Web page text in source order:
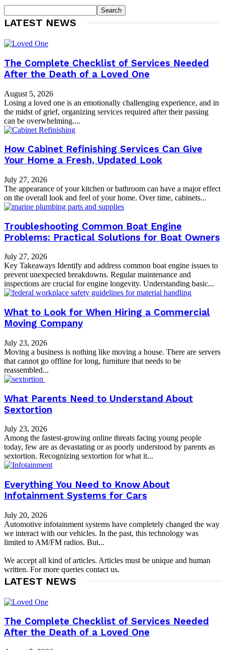
LATEST NEWS
The Complete Checklist of Services Needed
After the Death of a Loved One
August 5, 2026
Losing a loved one is an emotionally challenging experience, and in
the midst of grief, organizing services required after their passing
can be overwhelming....
How Cabinet Refinishing Services Can Give
Your Home a Fresh, Updated Look
July 27, 2026
The appearance of your kitchen or bathroom can have a major effect
on the overall look and feel of your home. Over time, cabinets...
Troubleshooting Common Boat Engine
Problems: Practical Solutions for Boat Owners
July 27, 2026
Key Takeaways Identify and address common boat engine issues to
prevent unexpected breakdowns. Regular maintenance and
inspections are crucial for engine longevity. Understanding basic...
What to Look for When Hiring a Commercial
Moving Company
July 23, 2026
Moving a business is nothing like moving a house. There are servers
that cannot go offline for long, furniture that needs to be
reassembled...
What Parents Need to Understand About
Sextortion
July 23, 2026
Among the fastest-growing online threats facing young people
today, few are as devastating or as poorly understood by parents as
sextortion. Recognizing sextortion for what it...
Everything You Need to Know About
Infotainment Systems for Cars
July 20, 2026
Automotive infotainment systems have completely changed the way
we interact with our vehicles. In the past, this technology was
limited to AM/FM radios. But...
We accept all kind of articles. Articles must be unique and human
written. For more queries contact us.
LATEST NEWS
The Complete Checklist of Services Needed
After the Death of a Loved One